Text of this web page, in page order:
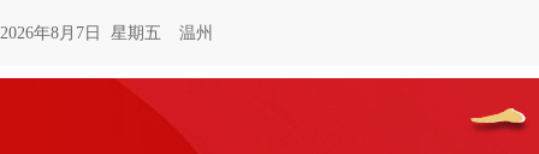
2026年8月7日 星期五 温州